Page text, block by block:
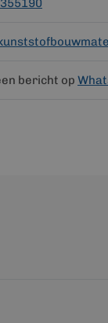
bericht op